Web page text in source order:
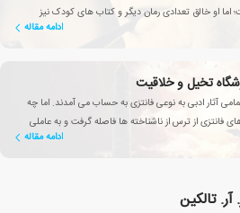
1955) است؛ اما او خالق تعدادی رمان دیگر و کتاب های کودک نیز
ادامه مقاله
تخیل و خلاقیت
آثار ادبی به نوعی فانتزی به حساب می آمدند. اما چه
فانتزی از ترس از ناشناخته ها فاصله گرفت و به عاملی
ادامه مقاله
تالکین